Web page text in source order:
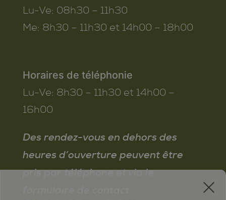
Lu-Ve: 08h30 – 11h30
Me: 8h30 – 11h30 et 14h00 – 18h00
Horaires de téléphonie
Lu-Ve: 8h30 – 11h30 et 14h00 –
16h00
Des rendez-vous en dehors des
heures d’ouverture peuvent être
pris par téléphone et via le
x